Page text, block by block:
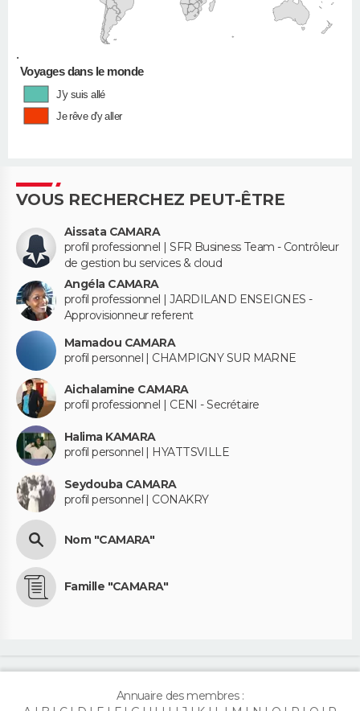
•
Voyages dans le monde
J'y suis allé
Je rêve d'y aller
VOUS RECHERCHEZ PEUT-ÊTRE
Aissata CAMARA
profil professionnel | SFR Business Team - Contrôleur
de gestion bu services & cloud
Angéla CAMARA
profil professionnel | JARDILAND ENSEIGNES -
Approvisionneur referent
Mamadou CAMARA
profil personnel | CHAMPIGNY SUR MARNE
Aichalamine CAMARA
profil professionnel | CENI - Secrétaire
Halima KAMARA
profil personnel | HYATTSVILLE
Seydouba CAMARA
profil personnel | CONAKRY
Nom "CAMARA"
Famille "CAMARA"
Annuaire des membres :